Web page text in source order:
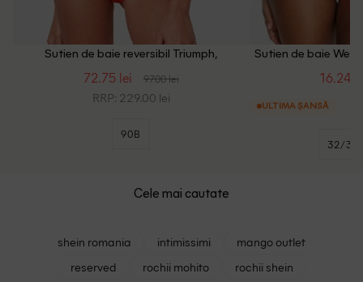
Sutien de baie reversibil Triumph,
72.75 lei 97.00 lei
RRP: 229.00 lei
90B
Sutien de baie We
16.24
ULTIMA ȘANSĂ
32/34
Cele mai cautate
shein romania intimissimi
mango outlet
reserved
rochii mohito
rochii shein